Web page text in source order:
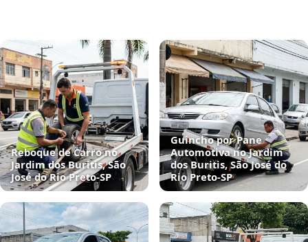
Reboque de Carro no
Jardim dos Buritis, São
José do Rio Preto‑SP
Guincho por Pane
Automotiva no Jardim
dos Buritis, São José do
Rio Preto‑SP